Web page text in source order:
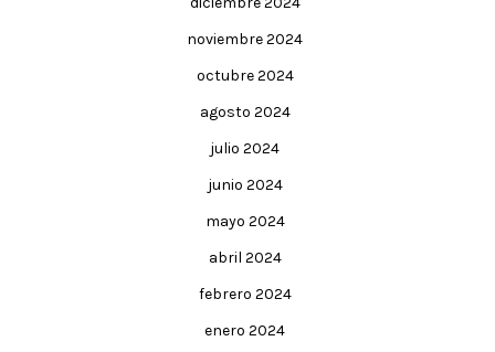
noviembre 2024
octubre 2024
agosto 2024
julio 2024
junio 2024
mayo 2024
abril 2024
febrero 2024
enero 2024